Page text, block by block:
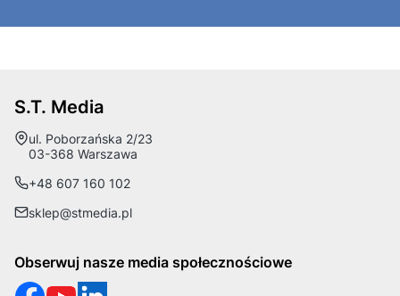
S.T. Media
Adres:
ul. Poborzańska 2/23
03-368 Warszawa
+48 607 160 102
sklep@stmedia.pl
Obserwuj nasze media społecznościowe